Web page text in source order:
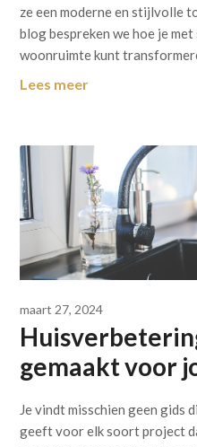
ze een moderne en stijlvolle
blog bespreken we hoe je
woonruimte kunt
Lees meer
maart 27, 2024
gemaakt voor
Je vindt misschien geen gids
geeft voor elk soort project